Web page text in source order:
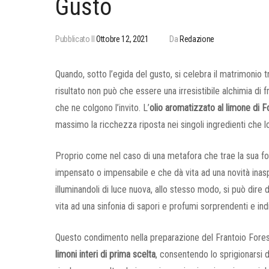
Pubblicato IlOttobre 12, 2021 DaRedazione
Gusto
Quando, sotto l’egida del gusto, si celebra il
risultato non può che essere una irresistibile alchimia
che ne colgono l’invito. L’olio aromatizzato al limone di
massimo la ricchezza riposta nei singoli ingredienti che
Proprio come nel caso di una metafora che trae la sua
impensato o impensabile e che dà vita ad una novità
illuminandoli di luce nuova, allo stesso modo, si può dire
vita ad una sinfonia di sapori e profumi sorprendenti e
Questo condimento nella preparazione del Frantoio
limoni interi di prima scelta, consentendo lo sprigionarsi